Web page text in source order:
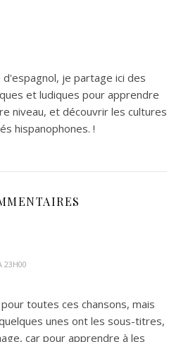
je partage ici des
et ludiques pour apprendre
niveau, et découvrir les cultures
hispanophones. !
23H00
toutes ces chansons, mais
unes ont les sous-titres,
car pour apprendre à les